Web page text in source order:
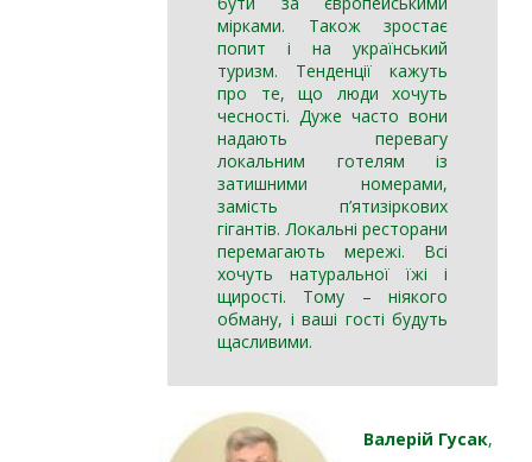
мірками. Також зростає
попит і на український
туризм. Тенденції кажуть
про те, що люди хочуть
чесності. Дуже часто вони
надають перевагу
локальним готелям із
затишними номерами,
замість п’ятизіркових
гігантів. Локальні ресторани
перемагають мережі. Всі
хочуть натуральної їжі і
щирості. Тому – ніякого
обману, і ваші гості будуть
щасливими.
Валерій Гусак,